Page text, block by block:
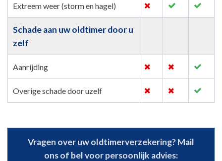
Extreem weer (storm en hagel)
Schade aan uw oldtimer door u
zelf
Aanrijding
Overige schade door uzelf
Vragen over uw oldtimerverzekering? Mail
ons of bel voor persoonlijk advies: